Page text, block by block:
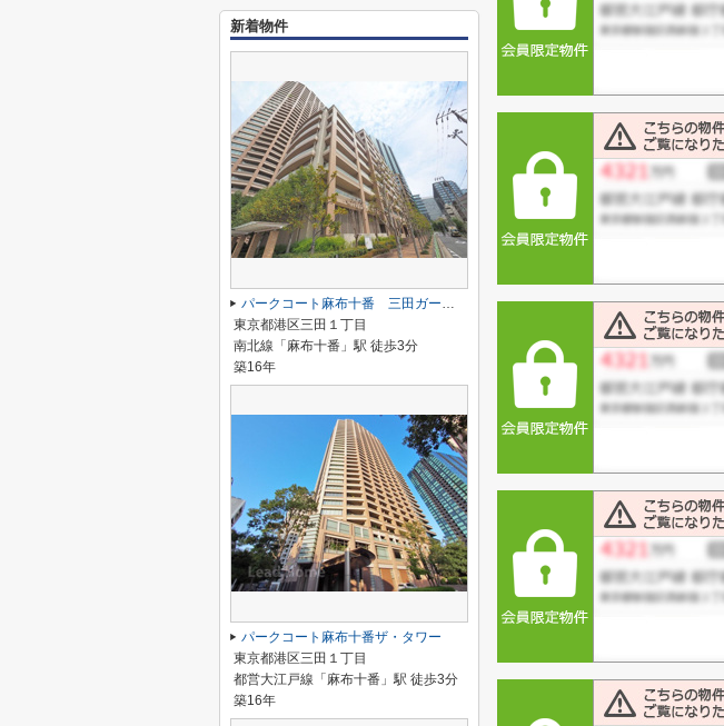
新着物件
パークコート麻布十番 三田ガーデン棟
東京都港区三田１丁目
南北線「麻布十番」駅 徒歩3分
築16年
パークコート麻布十番ザ・タワー
東京都港区三田１丁目
都営大江戸線「麻布十番」駅 徒歩3分
築16年